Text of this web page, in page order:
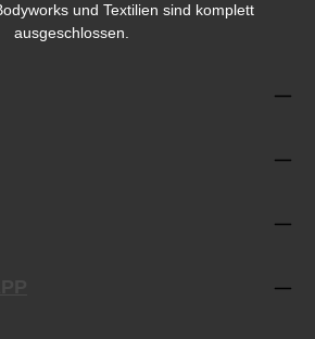
und Textilien sind komplett
ausgeschlossen.